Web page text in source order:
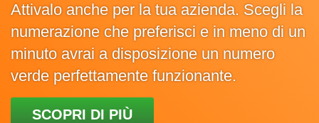
Attivalo anche per la tua azienda. Scegli la
numerazione che preferisci e in meno di un
minuto avrai a disposizione un numero
verde perfettamente funzionante.
SCOPRI DI PIÙ